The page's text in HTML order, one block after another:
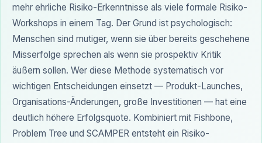
mehr ehrliche Risiko-Erkenntnisse als viele formale Risiko-
Workshops in einem Tag. Der Grund ist psychologisch:
Menschen sind mutiger, wenn sie über bereits geschehene
Misserfolge sprechen als wenn sie prospektiv Kritik
äußern sollen. Wer diese Methode systematisch vor
wichtigen Entscheidungen einsetzt — Produkt-Launches,
Organisations-Änderungen, große Investitionen — hat eine
deutlich höhere Erfolgsquote. Kombiniert mit Fishbone,
Problem Tree und SCAMPER entsteht ein Risiko-